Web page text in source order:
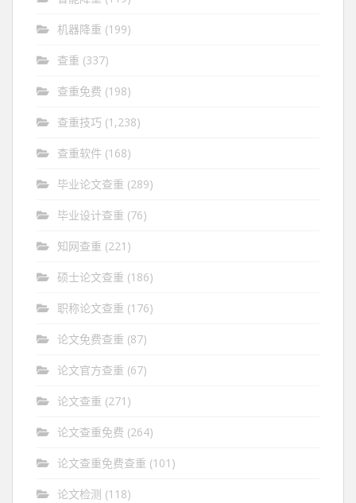
机器降重 (199)
查重 (337)
查重免费 (198)
查重技巧 (1,238)
查重软件 (168)
毕业论文查重 (289)
毕业设计查重 (76)
知网查重 (221)
硕士论文查重 (186)
职称论文查重 (176)
论文免费查重 (87)
论文官方查重 (67)
论文查重 (271)
论文查重免费 (264)
论文查重免费查重 (101)
论文检测 (118)